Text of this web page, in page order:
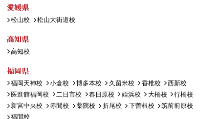
愛媛県
松山校 松山大街道校
高知県
高知校
福岡県
福岡天神校 小倉校 博多本校 久留米校 香椎校
西新校
医進館福岡校
二日市校 春日原校 姪浜校 大橋校
行橋校
新宮中央校
赤間校 薬院校 折尾校 下曽根校
筑前前原校
福間校